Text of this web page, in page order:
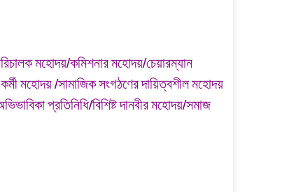
মহোদয়/কমিশনার মহোদয়/চেয়ারম্যান
মহোদয় /সামাজিক সংগঠণের দায়িত্বশীল মহোদয়
প্রতিনিধি/বিশিষ্ট দানবীর মহোদয়/সমাজ